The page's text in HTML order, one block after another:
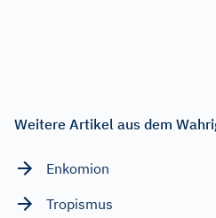
Weitere Artikel aus dem
Enkomion
Tropismus